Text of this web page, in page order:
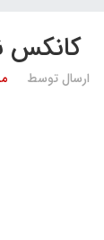
کانکس
ارسال توسط